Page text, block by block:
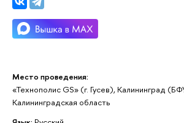
Место проведения:
«Технополис GS» (г. Гусев), Калининград
Калининградская область